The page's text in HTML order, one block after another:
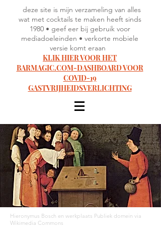
deze site is mijn verzameling van alles
wat met cocktails te maken heeft sinds
1980 • geef eer bij gebruik voor
mediadoeleinden • verkorte mobiele
versie komt eraan
KLIK HIER VOOR HET
BARMAGIC.COM-DASHBOARD VOOR
COVID-19
GASTVRIJHEIDSVERLICHTING
Hieronymus Bosch en werkplaats Publiek domein via
Wikimedia Commons